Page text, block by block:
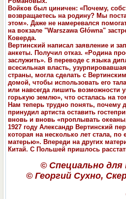
Войков был циничен: «Почему,
возвращаетесь на родину? Мы
этом». Даже не намеревался
на вокзале "Warszawa Główna"
Коверда.
Вертинский написал заявление и
анкеты. Получил отказ. «Родина
заслужить». В переводе с языка
всесильная власть,
страны, могла сделать с
домой, чтобы использовать его
или навсегда лишить возможности
горькую землю», что осталась на
Нам теперь трудно понять, почему
принудил артиста оставить
вновь и вновь «проплывать
1927 году Александр Вертинский
которая на несколько лет стала, по
матерью». Впереди на других
Китай. С Польшей пришлось
© Специально
© Георгий Сухно,